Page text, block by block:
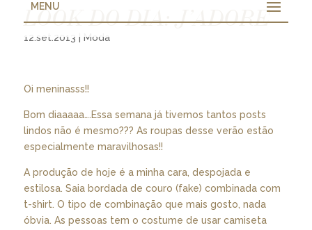
MENU
LOOK DO DIA: J’ADORE
12.set.2013 | Moda
Oi meninasss!!
Bom diaaaaa….Essa semana já tivemos tantos posts
lindos não é mesmo??? As roupas desse verão estão
especialmente maravilhosas!!
A produção de hoje é a minha cara, despojada e
estilosa. Saia bordada de couro (fake) combinada com
t-shirt. O tipo de combinação que mais gosto, nada
óbvia. As pessoas tem o costume de usar camiseta